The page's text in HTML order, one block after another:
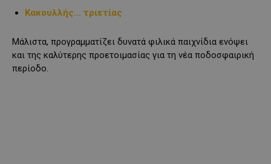
Κακουλλής… τριετίας
Μάλιστα, προγραμματίζει δυνατά φιλικά παιχνίδια ενόψει
και της καλύτερης προετοιμασίας για τη νέα ποδοσφαιρική
περίοδο.